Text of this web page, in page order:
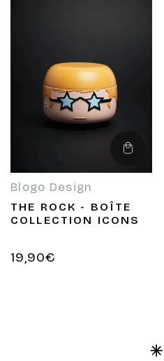
Ajouter
Fournisseur :
Blogo Design
THE ROCK - BOÎTE
COLLECTION ICONS
Prix
19,90€